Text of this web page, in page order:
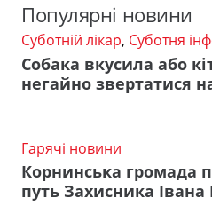
Популярні новини
Суботній лікар, Суботня
Собака вкусила або
негайно звертатися
Гарячі новини
Корнинська громада
путь Захисника